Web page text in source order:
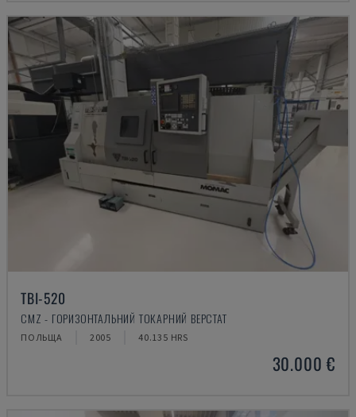
TBI-520
CMZ - ГОРИЗОНТАЛЬНИЙ ТОКАРНИЙ ВЕРСТАТ
ПОЛЬЩА 2005 40.135 HRS
30.000 €